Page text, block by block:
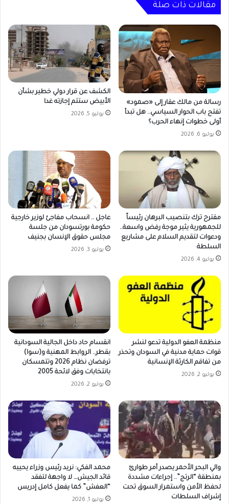
المعاناة.
مقالات ذات صلة
رسالة من مالك عقار إلى «صمود»
تفتح باب الحوار السياسي.. هل تبدأ
أولى خطوات إنهاء الحرب؟
يوليو 6, 2026
الكشف عن قرار دولي خطير بشأن
الأبيض ستتم إجازته غدا
يوليو 5, 2026
مقترح ترك بتنصيب البرهان رئيساً
للجمهورية يثير موجة رفض واسعة..
ودعوات لتقديم السلام على مشاريع
السلطة
يوليو 4, 2026
عاجل .. انسحاب مفاجئ لوزير خارجية
حكومة بورتسودان من جلسة
مجلس حقوق الإنسان بجنيف
يوليو 3, 2026
منظمة العفو الدولية تدعو لنشر
قوات حماية مدنية في السودان وتحذر
من تفاقم الكارثة الإنسانية
يوليو 2, 2026
انقسام حاد داخل الجالية السودانية
بقطر.. الروابط المهنية و(سوا)
ترفضان نظام 2026 وتتمسكان
بانتخابات وفق لائحة 2005
يوليو 2, 2026
والي البحر الأحمر يصدر أمر طوارئ
بمنطقة “الرتج”.. إجراءات مشددة
لحفظ الأمن واستمرار السوق تحت
إشراف السلطات
محمد الفكي: نريد رئيس وزراء يحييه
قائد الجيش… لا واجهة لتفقد
“العفش” كما يفعل كامل إدريس
يوليو 1, 2026